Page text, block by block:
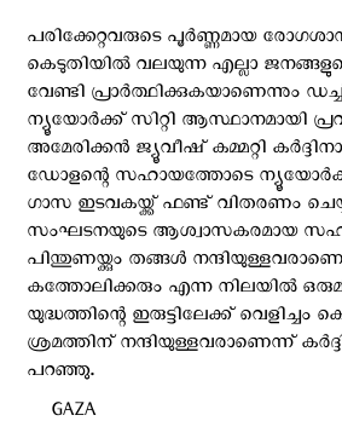
പരിക്കേറ്റവരുടെ പൂർണ്ണമായ
കെടുതിയിൽ വലയുന്ന എല്ലാ
വേണ്ടി പ്രാർത്ഥിക്കുകയാണെന്നും
ന്യൂയോർക്ക് സിറ്റി ആസ്ഥാനമായി
അമേരിക്കന്‍ ജ്യൂവീഷ് കമ്മറ്റി
ഡോളന്റെ സഹായത്തോടെ
ഗാസ ഇടവകയ്ക്ക് ഫണ്ട് വിതരണം
സംഘടനയുടെ ആശ്വാസകരമായ
പിന്തുണയ്ക്കും തങ്ങള്‍
കത്തോലിക്കരും എന്ന നിലയിൽ
യുദ്ധത്തിന്റെ ഇരുട്ടിലേക്ക് വെളിച്ചം
ശ്രമത്തിന് നന്ദിയുള്ളവരാണെന്ന്
പറഞ്ഞു.
GAZA